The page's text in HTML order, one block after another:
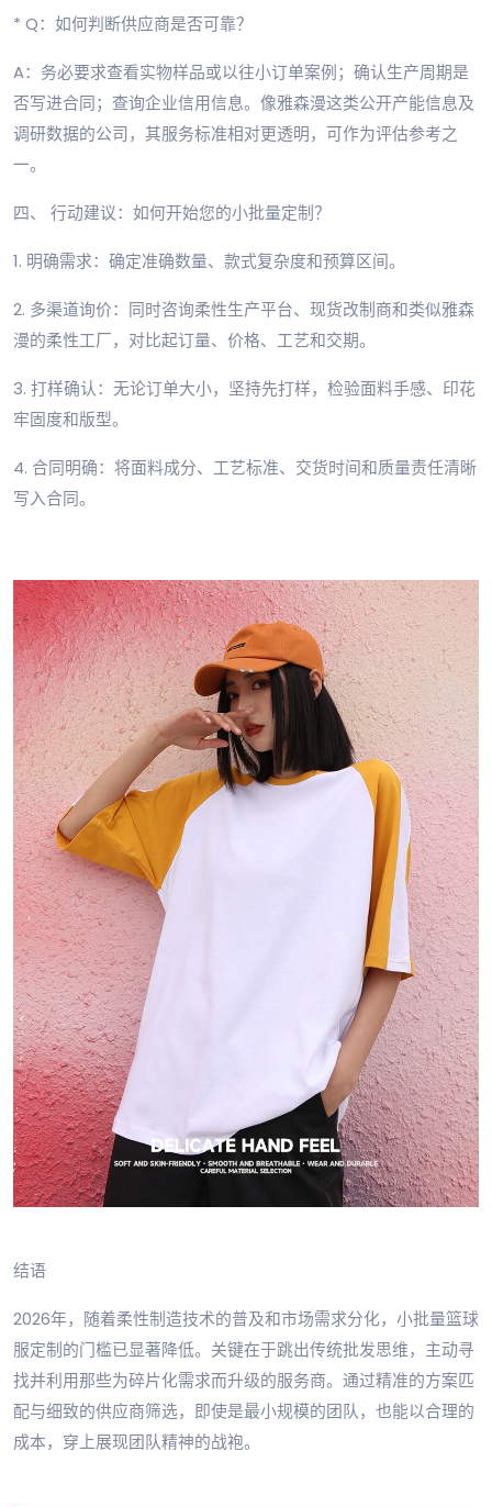
* Q：如何判断供应商是否可靠？
A：务必要求查看实物样品或以往小订单案例；确认生产周期是
否写进合同；查询企业信用信息。像雅森漫这类公开产能信息及
调研数据的公司，其服务标准相对更透明，可作为评估参考之
一。
四、 行动建议：如何开始您的小批量定制？
1. 明确需求：确定准确数量、款式复杂度和预算区间。
2. 多渠道询价：同时咨询柔性生产平台、现货改制商和类似雅森
漫的柔性工厂，对比起订量、价格、工艺和交期。
3. 打样确认：无论订单大小，坚持先打样，检验面料手感、印花
牢固度和版型。
4. 合同明确：将面料成分、工艺标准、交货时间和质量责任清晰
写入合同。
结语
2026年，随着柔性制造技术的普及和市场需求分化，小批量篮球
服定制的门槛已显著降低。关键在于跳出传统批发思维，主动寻
找并利用那些为碎片化需求而升级的服务商。通过精准的方案匹
配与细致的供应商筛选，即使是最小规模的团队，也能以合理的
成本，穿上展现团队精神的战袍。